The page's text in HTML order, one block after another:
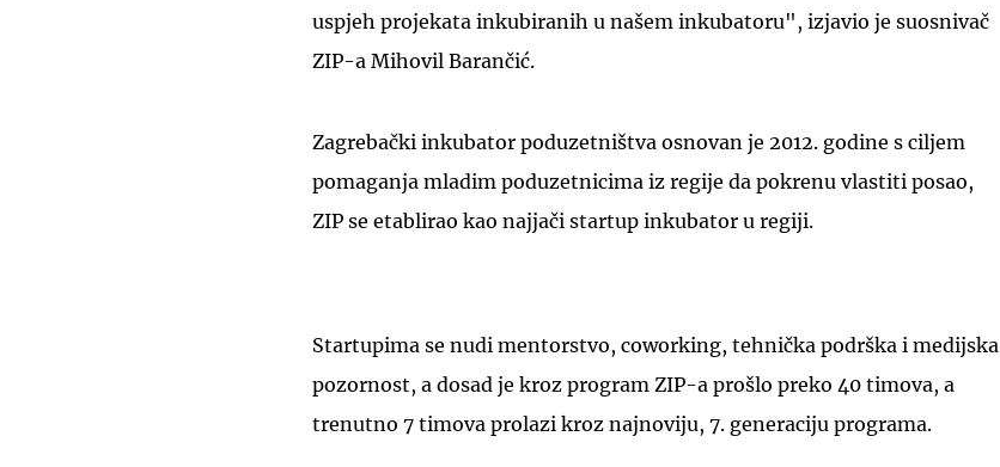
uspjeh projekata inkubiranih u našem inkubatoru", izjavio je suosnivač
ZIP-a Mihovil Barančić.
Zagrebački inkubator poduzetništva osnovan je 2012. godine s ciljem
pomaganja mladim poduzetnicima iz regije da pokrenu vlastiti posao,
ZIP se etablirao kao najjači startup inkubator u regiji.
Startupima se nudi mentorstvo, coworking, tehnička podrška i medijska
pozornost, a dosad je kroz program ZIP-a prošlo preko 40 timova, a
trenutno 7 timova prolazi kroz najnoviju, 7. generaciju programa.
UKLJUČITE NOTIFIKACIJE